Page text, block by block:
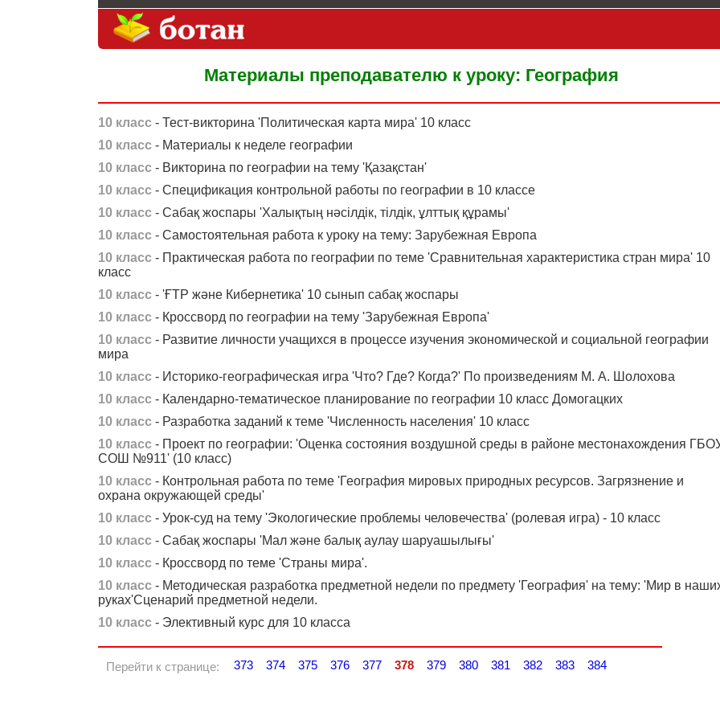
Материалы преподавателю к уроку: География
10 класс- Тест-викторина 'Политическая карта мира' 10 класс
10 класс- Материалы к неделе географии
10 класс- Викторина по географии на тему 'Қазақстан'
10 класс- Спецификация контрольной работы по географии в 10 классе
10 класс- Сабақ жоспары 'Халықтың нәсілдік, тілдік, ұлттық құрамы'
10 класс- Самостоятельная работа к уроку на тему: Зарубежная Европа
10 класс- Практическая работа по географии по теме 'Сравнительная характеристика стран мира' 10
класс
10 класс- 'ҒТР және Кибернетика' 10 сынып сабақ жоспары
10 класс- Кроссворд по географии на тему 'Зарубежная Европа'
10 класс- Развитие личности учащихся в процессе изучения экономической и социальной географии
мира
10 класс- Историко-географическая игра 'Что? Где? Когда?' По произведениям М. А. Шолохова
10 класс- Календарно-тематическое планирование по географии 10 класс Домогацких
10 класс- Разработка заданий к теме 'Численность населения' 10 класс
10 класс- Проект по географии: 'Оценка состояния воздушной среды в районе местонахождения
СОШ №911' (10 класс)
10 класс- Контрольная работа по теме 'География мировых природных ресурсов. Загрязнение и
охрана окружающей среды'
10 класс- Урок-суд на тему 'Экологические проблемы человечества' (ролевая игра) - 10 класс
10 класс- Сабақ жоспары 'Мал және балық аулау шаруашылығы'
10 класс- Кроссворд по теме 'Страны мира'.
10 класс- Методическая разработка предметной недели по предмету 'География' на тему: 'Мир в
руках'Сценарий предметной недели.
10 класс- Элективный курс для 10 класса
Перейти к странице: 373 374 375 376 377 378 379 380 381 382 383 384